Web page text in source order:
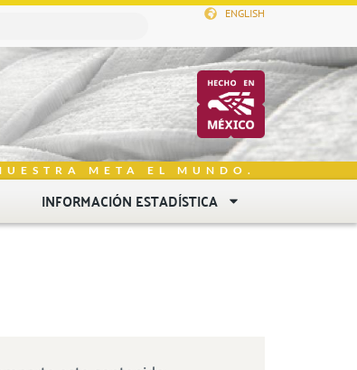
ENGLISH
META EL MUNDO.
INFORMACIÓN ESTADÍSTICA